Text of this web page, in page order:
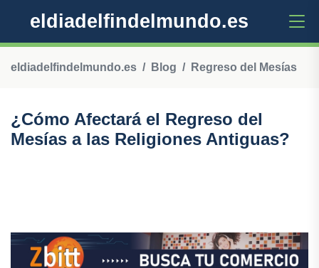
eldiadelfindelmundo.es
eldiadelfindelmundo.es Blog Regreso del Mesías
¿Cómo Afectará el Regreso del
Mesías a las Religiones Antiguas?